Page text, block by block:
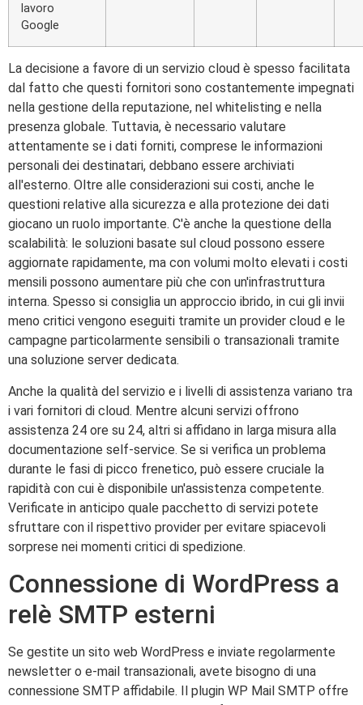
lavoro
Google
La decisione a favore di un servizio cloud è spesso facilitata
dal fatto che questi fornitori sono costantemente impegnati
nella gestione della reputazione, nel whitelisting e nella
presenza globale. Tuttavia, è necessario valutare
attentamente se i dati forniti, comprese le informazioni
personali dei destinatari, debbano essere archiviati
all'esterno. Oltre alle considerazioni sui costi, anche le
questioni relative alla sicurezza e alla protezione dei dati
giocano un ruolo importante. C'è anche la questione della
scalabilità: le soluzioni basate sul cloud possono essere
aggiornate rapidamente, ma con volumi molto elevati i costi
mensili possono aumentare più che con un'infrastruttura
interna. Spesso si consiglia un approccio ibrido, in cui gli invii
meno critici vengono eseguiti tramite un provider cloud e le
campagne particolarmente sensibili o transazionali tramite
una soluzione server dedicata.
Anche la qualità del servizio e i livelli di assistenza variano tra
i vari fornitori di cloud. Mentre alcuni servizi offrono
assistenza 24 ore su 24, altri si affidano in larga misura alla
documentazione self-service. Se si verifica un problema
durante le fasi di picco frenetico, può essere cruciale la
rapidità con cui è disponibile un'assistenza competente.
Verificate in anticipo quale pacchetto di servizi potete
sfruttare con il rispettivo provider per evitare spiacevoli
sorprese nei momenti critici di spedizione.
Connessione di WordPress a
relè SMTP esterni
Se gestite un sito web WordPress e inviate regolarmente
newsletter o e-mail transazionali, avete bisogno di una
connessione SMTP affidabile. Il plugin WP Mail SMTP offre